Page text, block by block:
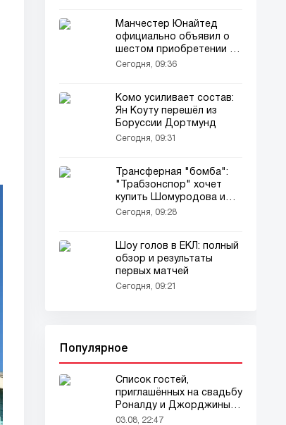
Манчестер Юнайтед
официально объявил о
шестом приобретении в
летнее трансферное
Сегодня, 09:36
Комо усиливает состав:
Ян Коуту перешёл из
Боруссии Дортмунд
Сегодня, 09:31
Трансферная "бомба":
"Трабзонспор" хочет
купить Шомуродова и
Нуньеса!
Сегодня, 09:28
Шоу голов в ЕКЛ: полный
обзор и результаты
первых матчей
Сегодня, 09:21
Популярное
Список гостей,
приглашённых на свадьбу
Роналду и Джорджины,
вызвал ажиотаж
03.08, 22:47